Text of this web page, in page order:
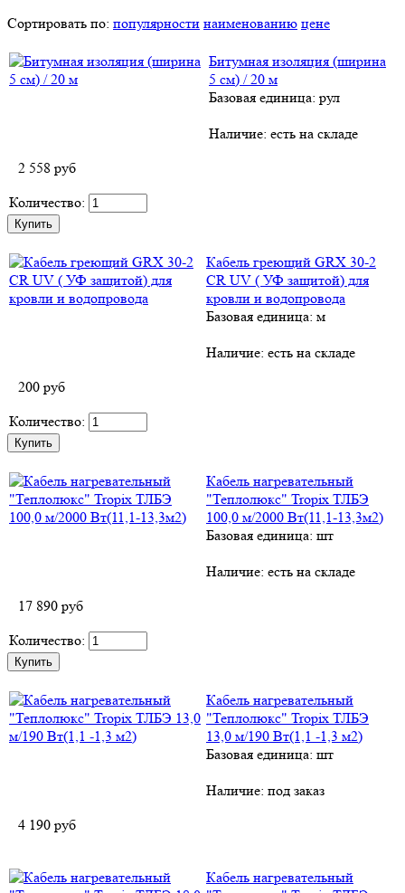
Сортировать по: популярности наименованию цене
Битумная изоляция (ширина
5 см) / 20 м
Базовая единица: рул
Наличие: есть на складе
2 558 руб
Количество:
Кабель греющий GRX 30-2
CR UV ( УФ защитой) для
кровли и водопровода
Базовая единица: м
Наличие: есть на складе
200 руб
Количество:
Кабель нагревательный
"Теплолюкс" Tropix ТЛБЭ
100,0 м/2000 Вт(11,1-13,3м2)
Базовая единица: шт
Наличие: есть на складе
17 890 руб
Количество:
Кабель нагревательный
"Теплолюкс" Tropix ТЛБЭ
13,0 м/190 Вт(1,1 -1,3 м2)
Базовая единица: шт
Наличие: под заказ
4 190 руб
Кабель нагревательный